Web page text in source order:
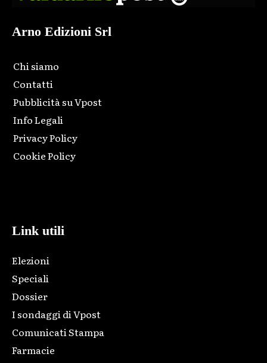
Arno Edizioni Srl
Chi siamo
Contatti
Pubblicità su Vpost
Info Legali
Privacy Policy
Cookie Policy
Link utili
Elezioni
Speciali
Dossier
I sondaggi di Vpost
Comunicati Stampa
Farmacie